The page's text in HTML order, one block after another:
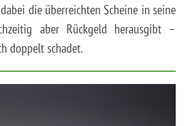
die überreichten Scheine in seine
aber Rückgeld herausgibt –
doppelt schadet.